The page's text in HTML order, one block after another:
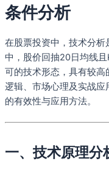
条件分析
在股票投资中，技术分
中，股价回抽20日均线
可的技术形态，具有较
逻辑、市场心理及实战
的有效性与应用方法。
一、技术原理分